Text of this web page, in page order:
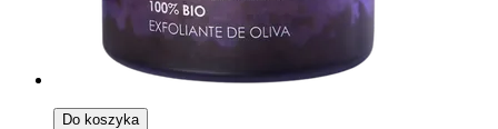
Do koszyka